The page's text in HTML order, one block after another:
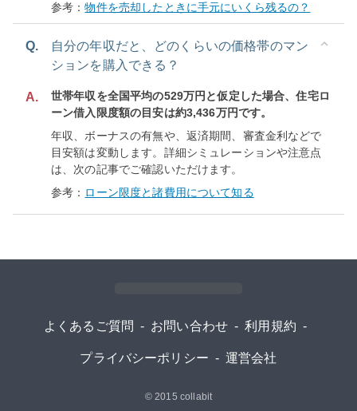
参考：物件を売却したときに手元にいくら残るの？
Q.
自分の年収だと、どのくらいの価格帯のマン
ションを購入できる？
A.
世帯年収を全国平均の529万円と仮定した場合、住宅ロ
ーン借入限度額の目安は約3,436万円です。
年収、ボーナスの有無や、返済期間、審査金利などで
目安額は変動します。詳細シミュレーションや注意点
は、次の記事でご確認いただけます。
参考： ローン限度と諸費用について知る
よくあるご質問 - お問い合わせ - 利用規約 -
プライバシーポリシー - 運営会社
© 2015 collabit